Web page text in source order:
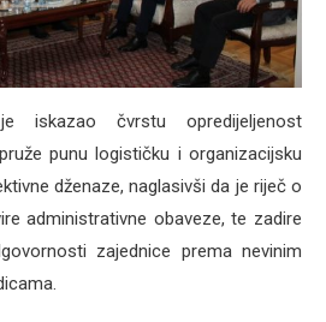
iskazao čvrstu opredijeljenost
punu logističku i organizacijsku
dženaze, naglasivši da je riječ o
administrativne obaveze, te zadire
zajednice prema nevinim